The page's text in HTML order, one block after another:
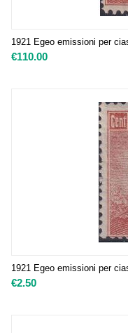
1921 Egeo emissioni per
€110.00
1921 Egeo emissioni per
€2.50